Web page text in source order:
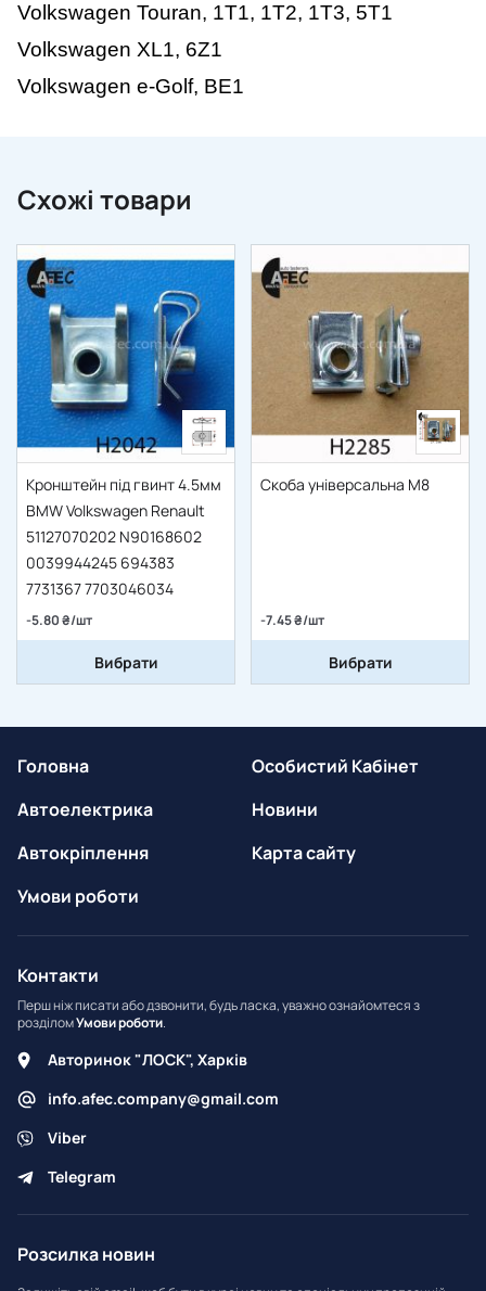
Volkswagen Touran, 1T1, 1T2, 1T3, 5T1
Volkswagen XL1, 6Z1
Volkswagen e-Golf, BE1
Схожі товари
Кронштейн під гвинт 4.5мм
BMW Volkswagen Renault
51127070202 N90168602
0039944245 694383
7731367 7703046034
-5.80 ₴/шт
Вибрати
Скоба універсальна M8
-7.45 ₴/шт
Вибрати
Головна
Автоелектрика
Автокріплення
Умови роботи
Особистий Кабінет
Новини
Карта сайту
Контакти
Перш ніж писати або дзвонити, будь ласка, уважно ознайомтеся з
розділомУмови роботи.
Авторинок "ЛОСК", Харків
info.afec.company@gmail.com
Viber
Telegram
Розсилка новин